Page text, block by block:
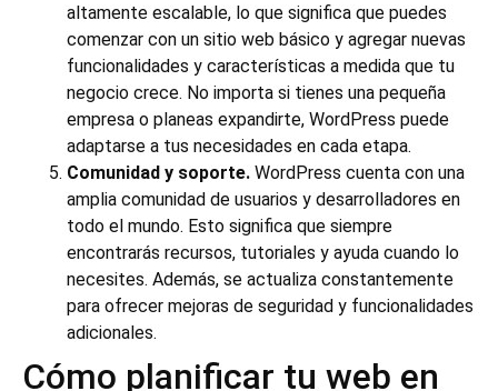
altamente escalable, lo que significa que puedes
comenzar con un sitio web básico y agregar nuevas
funcionalidades y características a medida que tu
negocio crece. No importa si tienes una pequeña
empresa o planeas expandirte, WordPress puede
adaptarse a tus necesidades en cada etapa.
Comunidad y soporte. WordPress cuenta con una
amplia comunidad de usuarios y desarrolladores en
todo el mundo. Esto significa que siempre
encontrarás recursos, tutoriales y ayuda cuando lo
necesites. Además, se actualiza constantemente
para ofrecer mejoras de seguridad y funcionalidades
adicionales.
Cómo planificar tu web en